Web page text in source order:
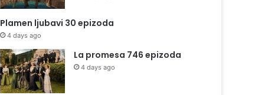
Plamen ljubavi 30 epizoda
4 days ago
La promesa 746 epizoda
4 days ago